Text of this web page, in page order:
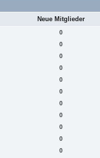
Neue Mitglieder
0
0
0
0
0
0
0
0
0
0
0